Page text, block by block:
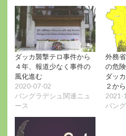
ダッカ襲撃テロ事件から
４年、報道少なく事件の
風化進む
2020-07-02
バングラデシュ関連ニュ
ース
外務
の危
ダッ
２か
2021-
バン